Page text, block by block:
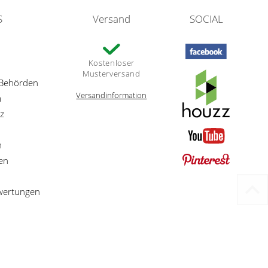
Versand
Kostenloser
Musterversand
Versandinformation
SOCIAL